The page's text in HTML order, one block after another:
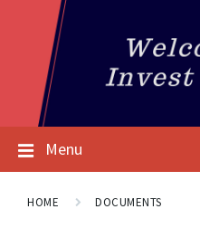
Menu
HOME DOCUMENTS